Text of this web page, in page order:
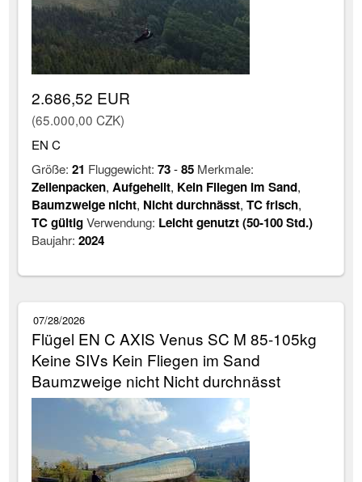
2.686,52 EUR
(65.000,00 CZK)
EN C
Größe:21 Fluggewicht:73-85 Merkmale:
Zellenpacken,Aufgehellt, Kein Fliegen im Sand,
Baumzweige nicht, Nicht durchnässt,TC frisch,
TC gültigVerwendung: Leicht genutzt (50-100 Std.)
Baujahr:2024
07/28/2026
Flügel EN C AXIS Venus SC M 85-105kg
Keine SIVs Kein Fliegen im Sand
Baumzweige nicht Nicht durchnässt